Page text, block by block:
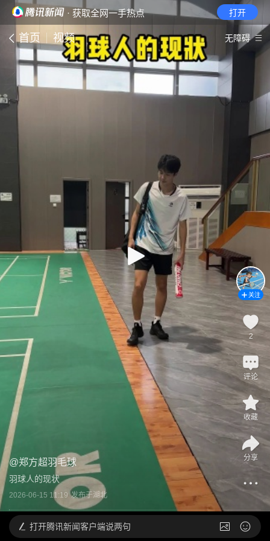
· 获取全网一手热点 打开
首页 视频 无障碍
@郑方超羽毛球
羽球人的现状
2026-06-15 11:19 发布于湖北
关注
2
评论
收藏
分享
打开腾讯新闻客户端说两句